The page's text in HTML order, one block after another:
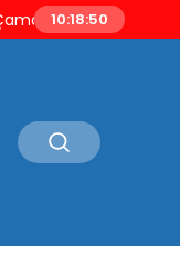
Odasına Evin
10:18:51